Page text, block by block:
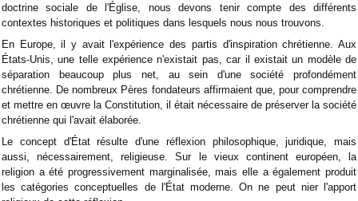
doctrine sociale de l'Église, nous devons tenir compte des différents
contextes historiques et politiques dans lesquels nous nous trouvons.
En Europe, il y avait l'expérience des partis d'inspiration chrétienne. Aux
États-Unis, une telle expérience n'existait pas, car il existait un modèle de
séparation beaucoup plus net, au sein d'une société profondément
chrétienne. De nombreux Pères fondateurs affirmaient que, pour comprendre
et mettre en œuvre la Constitution, il était nécessaire de préserver la société
chrétienne qui l'avait élaborée.
Le concept d'État résulte d'une réflexion philosophique, juridique, mais
aussi, nécessairement, religieuse. Sur le vieux continent européen, la
religion a été progressivement marginalisée, mais elle a également produit
les catégories conceptuelles de l'État moderne. On ne peut nier l'apport